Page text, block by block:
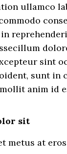
ullamco
sint
sunt in
anim id
sit
metus at